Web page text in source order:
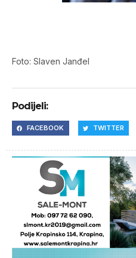
Foto: Slaven Janđel
Podijeli:
FACEBOOK TWITTER